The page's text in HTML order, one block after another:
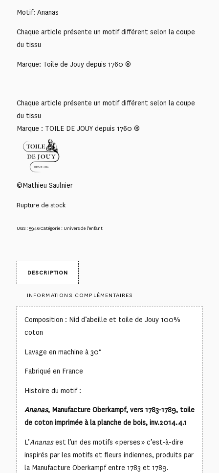
Motif: Ananas
Chaque article présente un motif différent selon la coupe
du tissu
Marque: Toile de Jouy depuis 1760 ®
Chaque article présente un motif différent selon la coupe
du tissu
Marque : TOILE DE JOUY depuis 1760 ®
©Mathieu Saulnier
Rupture de stock
UGS : 5946Catégorie : Univers de l'enfant
DESCRIPTION
INFORMATIONS COMPLÉMENTAIRES
Composition : Nid d’abeille et toile de Jouy 100%
coton
Lavage en machine à 30°
Fabriqué en France
Histoire du motif :
Ananas, Manufacture Oberkampf, vers 1783-1789, toile
de coton imprimée à la planche de bois, inv.2014.4.1
L’Ananasest l’un des motifs « perses » c’est-à-dire
inspirés par les motifs et fleurs indiennes, produits par
la Manufacture Oberkampf entre 1783 et 1789.